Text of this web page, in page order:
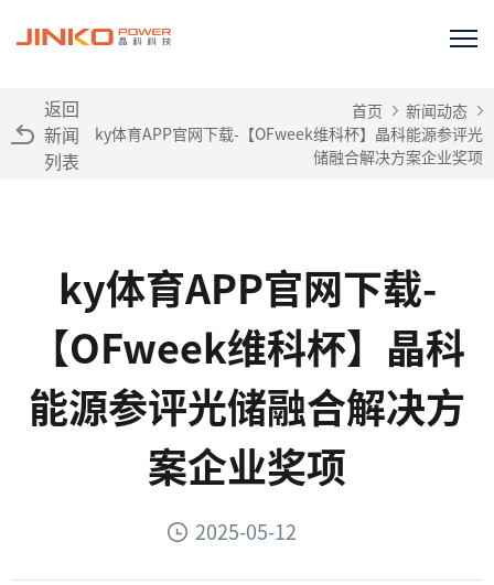
返回
新闻
列表
首页
新闻动态
ky体育APP官网下载-【OFweek维科杯】晶科能源参评光
储融合解决方案企业奖项
ky体育APP官网下载-
【OFweek维科杯】晶科
能源参评光储融合解决方
案企业奖项
2025-05-12